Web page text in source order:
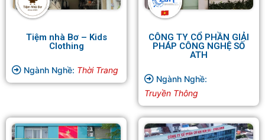
Tiệm nhà Bơ – Kids
Clothing
Ngành Nghề: Thời Trang
CÔNG TY CỔ PHẦN GIẢI
PHÁP CÔNG NGHỆ SỐ
ATH
Ngành Nghề:
Truyền Thông